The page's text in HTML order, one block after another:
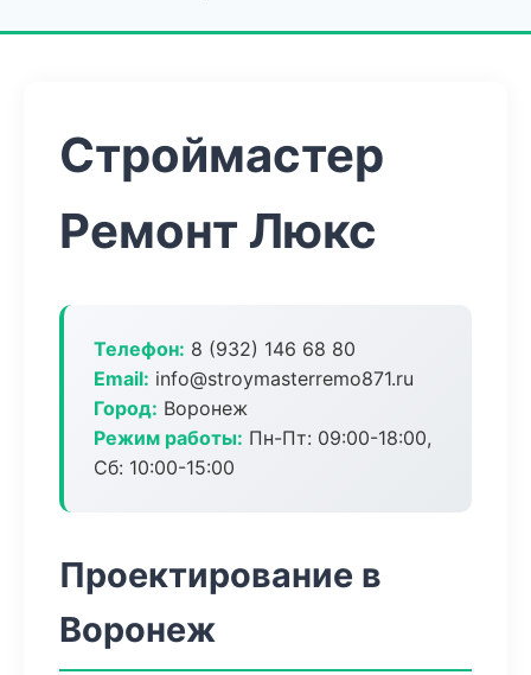
Строймастер
Ремонт Люкс
Телефон: 8 (932) 146 68 80
Email: info@stroymasterremo871.ru
Город: Воронеж
Режим работы: Пн-Пт: 09:00-18:00,
Сб: 10:00-15:00
Проектирование в
Воронеж